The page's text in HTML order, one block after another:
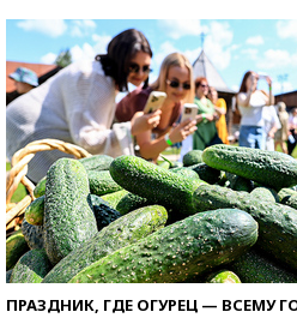
ПРАЗДНИК, ГДЕ ОГУРЕЦ — ВСЕМУ